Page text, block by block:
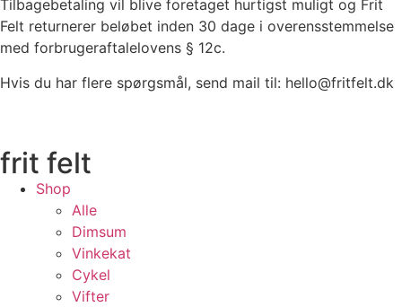
Tilbagebetaling vil blive foretaget hurtigst muligt og Frit
Felt returnerer beløbet inden 30 dage i overensstemmelse
med forbrugeraftalelovens § 12c.
Hvis du har flere spørgsmål, send mail til: hello@fritfelt.dk
frit felt
Shop
Alle
Dimsum
Vinkekat
Cykel
Vifter